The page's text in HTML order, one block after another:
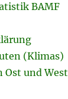
BAMF
(Klimas)
Ost und West